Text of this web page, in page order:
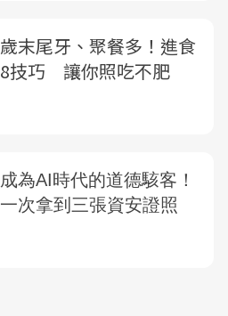
歲末尾牙、聚餐多！進食
8技巧 讓你照吃不肥